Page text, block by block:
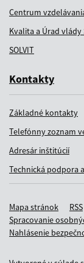
Centrum
Kvalita a Úrad vlády
SOLVIT
Kontakty
Základné kontakty
Telefónny zoznam
Adresár inštitúcií
Technická podpora
Mapa stránok RSS
Spracovanie
Nahlásenie